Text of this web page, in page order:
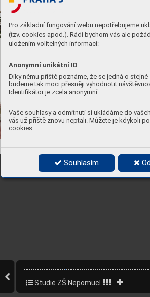
Pro základní fungování webu nepotřebujeme
(tzv. cookies apod.). Rádi bychom vás ale
uložením volitelných informací:
Anonymní unikátní ID
Díky němu příště poznáme, že se jedná o stejné
budeme tak moci přesněji vyhodnotit
Identifikátor je zcela anonymní.
Vaše souhlasy a odmítnutí si ukládáme do
vás už příště znovu neptali. Můžete je kdykoli
cookies
Souhlasím
Viz 8
Studie ZŠ Nepomucká 18